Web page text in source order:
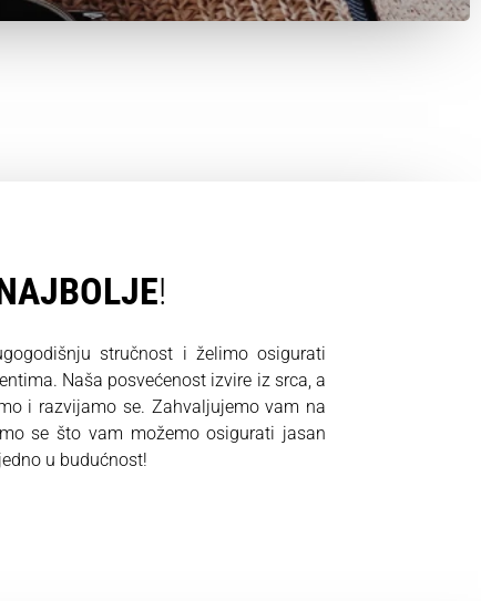
!
stručnost i želimo osigurati
Naša posvećenost izvire iz srca, a
i razvijamo se. Zahvaljujemo vam na
se što vam možemo osigurati jasan
u budućnost!